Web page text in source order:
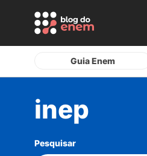
Guia Enem
inep
Pesquisar